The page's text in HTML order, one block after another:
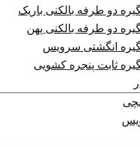
دو طرفه بالکنی باریک
دو طرفه بالکنی پهن
انگشتی سرویس
ثابت پنجره کشویی